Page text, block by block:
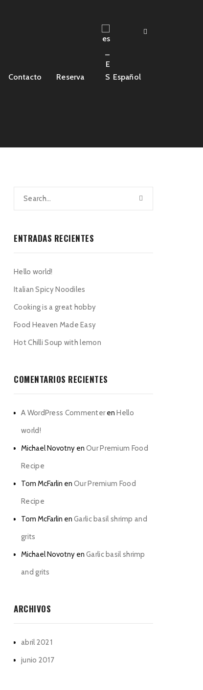
Contacto Reserva Español
ENTRADAS RECIENTES
Hello world!
Italian Spicy Noodiles
Cooking is a great hobby
Food Heaven Made Easy
Hot Chilli Soup with lemon
COMENTARIOS RECIENTES
A WordPress CommenterenHello
world!
Michael Novotny en Our Premium Food
Recipe
Tom McFarlin en Our Premium Food
Recipe
Tom McFarlin en Garlic basil shrimp and
grits
Michael Novotny en Garlic basil shrimp
and grits
ARCHIVOS
abril 2021
junio 2017